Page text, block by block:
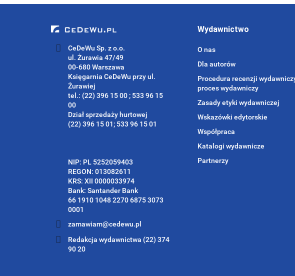
CeDeWu Sp. z o.o.
ul. Żurawia 47/49
00-680 Warszawa
Księgarnia CeDeWu przy ul.
Żurawiej
tel.: (22) 396 15 00 ; 533 96 15
00
Dział sprzedaży hurtowej
(22) 396 15 01; 533 96 15 01
NIP: PL 5252059403
REGON: 013082611
KRS: XII 0000033974
Bank: Santander Bank
66 1910 1048 2270 6875 3073
0001
zamawiam@cedewu.pl
Redakcja wydawnictwa (22) 374
90 20
Wydawnictwo
O nas
Dla autorów
Procedura recenzji
proces wydawniczy
Zasady etyki wydawniczej
Wskazówki edytorskie
Współpraca
Katalogi wydawnicze
Partnerzy